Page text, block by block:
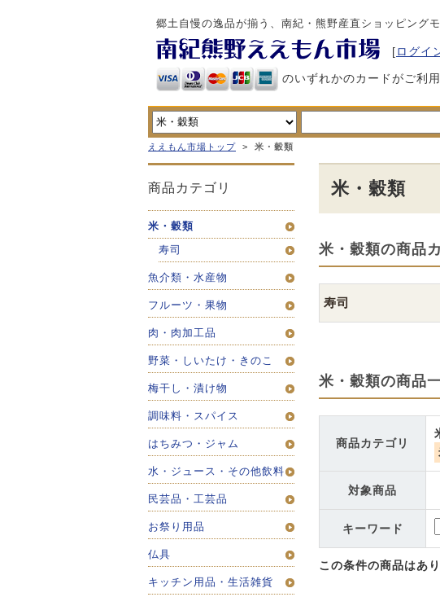
郷土自慢の逸品が揃う、南紀・熊野産直ショッピング
[ログイ
のいずれかのカードがご利
ええもん市場トップ > 米・穀類
米・穀類
米・穀類の商品
寿司
米・穀類の商品
商品カテゴリ
対象商品
キーワード
この条件の商品はあ
商品カテゴリ
米・穀類
寿司
魚介類・水産物
フルーツ・果物
肉・肉加工品
野菜・しいたけ・きのこ
梅干し・漬け物
調味料・スパイス
はちみつ・ジャム
水・ジュース・その他飲料
民芸品・工芸品
お祭り用品
仏具
キッチン用品・生活雑貨